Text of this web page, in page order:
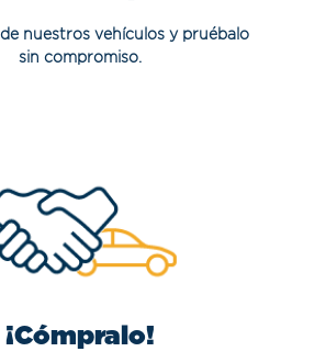
nuestros vehículos y pruébalo
sin compromiso.
¡Cómpralo!